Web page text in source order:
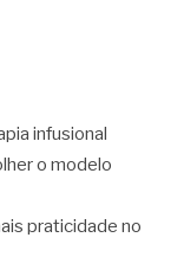
infusional
o modelo
praticidade no